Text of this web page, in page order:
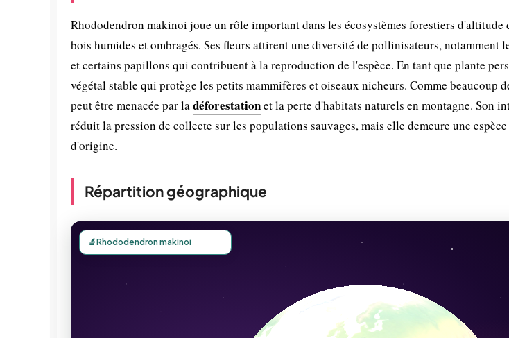
Rhododendron makinoi joue un rôle important dans les écosystèmes forestiers
bois humides et ombragés. Ses fleurs attirent une diversité de pollinisateurs, notamment
et certains papillons qui contribuent à la reproduction de l'espèce. En tant que plante
végétal stable qui protège les petits mammifères et oiseaux nicheurs. Comme beaucoup
peut être menacée par ladéforestationet la perte d'habitats naturels en montagne. Son
réduit la pression de collecte sur les populations sauvages, mais elle demeure une
d'origine.
Répartition géographique